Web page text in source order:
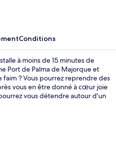
Conditions
à moins de 15 minutes de
Port de Palma de Majorque et
faim ? Vous pourrez reprendre des
vous en être donné à cœur joie
vous détendre autour d'un
adorent le personnel